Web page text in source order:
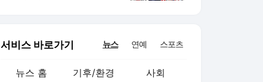
서비스 바로가기 뉴스 연예 스포츠
뉴스 홈 기후/환경 사회